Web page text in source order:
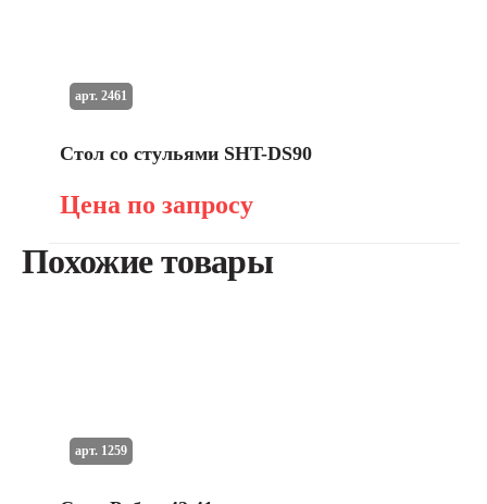
Стол со стульями SHT-DS90
Цена по запросу
арт. 2461
Похожие товары
арт. 1259